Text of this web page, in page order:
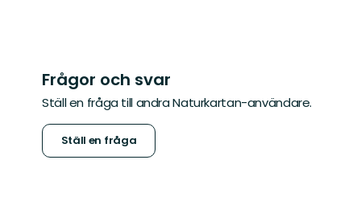
Frågor och svar
Ställ en fråga till andra Naturkartan-användare.
Ställ en fråga